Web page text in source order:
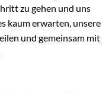
zu gehen und uns
kaum erwarten, unsere
und gemeinsam mit